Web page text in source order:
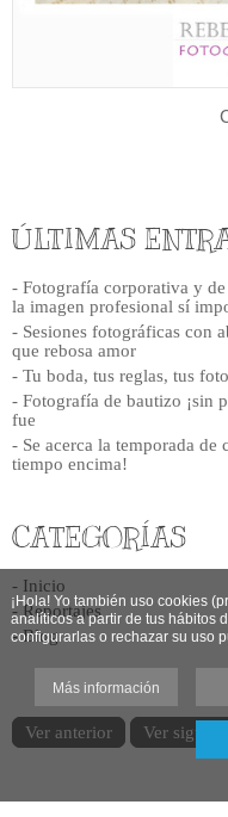
ÚLTIMAS
- Fotografía corporativa y
la imagen profesional sí
- Sesiones fotográficas con
que rebosa amor
- Tu boda, tus reglas, tus
- Fotografía de bautizo ¡sin
fue
- Se acerca la temporada de
tiempo encima!
CATEGORÍAS
- Inicio
- Reportajes
- Blog
Ver anterior Ver
¡Hola! Yo también uso cookies
analíticos a partir de tus hábitos
configurarlas o rechazar su uso
Más información